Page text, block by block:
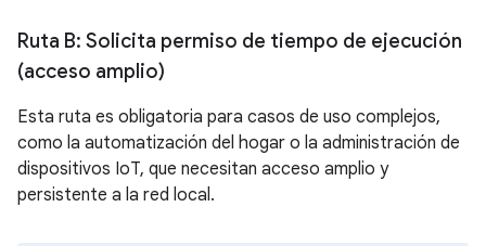
Ruta B: Solicita permiso de tiempo de ejecución
(acceso amplio)
Esta ruta es obligatoria para casos de uso complejos,
como la automatización del hogar o la administración de
dispositivos IoT, que necesitan acceso amplio y
persistente a la red local.